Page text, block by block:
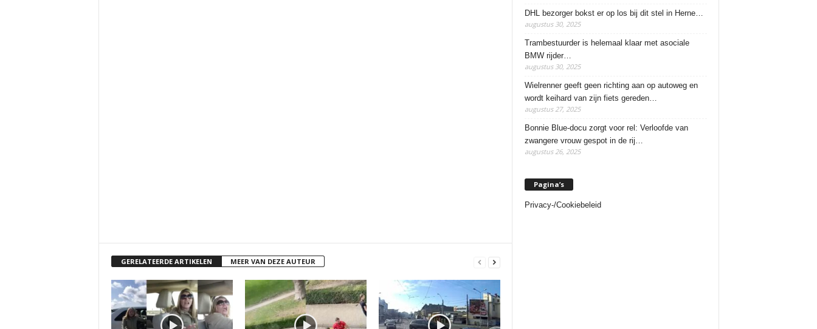
GERELATEERDE ARTIKELEN MEER VAN DEZE AUTEUR
DHL bezorger bokst er op los bij dit stel in Herne…
augustus 30, 2025
Trambestuurder is helemaal klaar met asociale
BMW rijder…
augustus 30, 2025
Wielrenner geeft geen richting aan op autoweg en
wordt keihard van zijn fiets gereden…
augustus 27, 2025
Bonnie Blue-docu zorgt voor rel: Verloofde van
zwangere vrouw gespot in de rij…
augustus 26, 2025
Pagina’s
Privacy-/Cookiebeleid